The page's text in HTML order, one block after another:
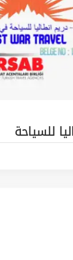
للسياحة